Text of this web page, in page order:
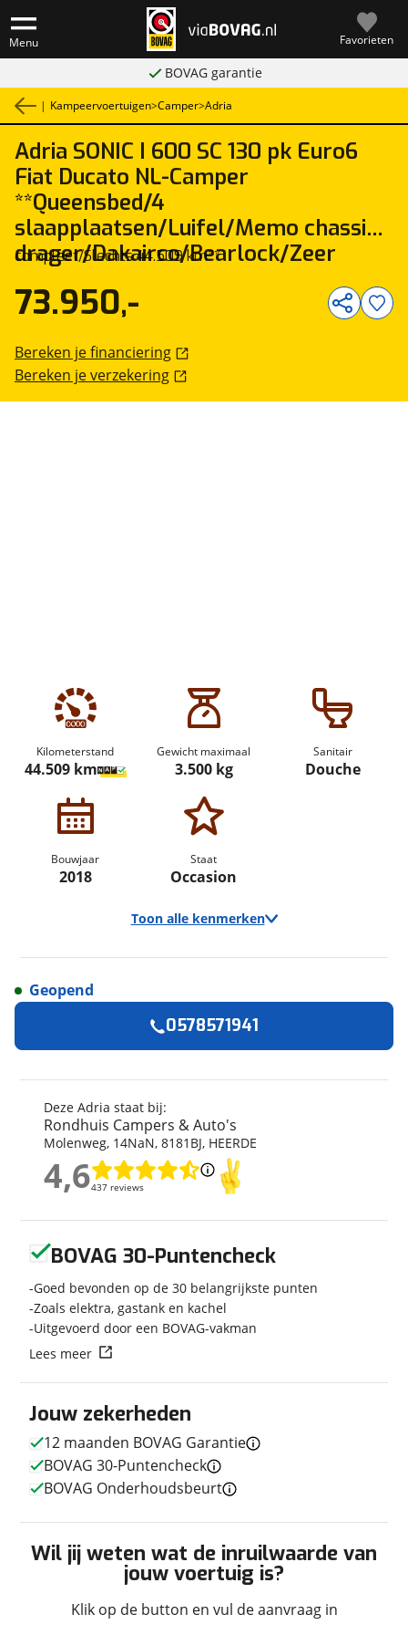
Menu Favorieten
BOVAG garantie
| Kampeervoertuigen>Camper>Adria
Adria SONIC I 600 SC 130 pk Euro6
Fiat Ducato NL-Camper
**Queensbed/4
slaapplaatsen/Luifel/Memo chassis
drager/Dakairco/Bearlock/Zeer
compleet/Slechts 44.509 km**
1/80
Kilometerstand
44.509 km
Gewicht maximaal
3.500 kg
Sanitair
Douche
Bouwjaar
2018
Staat
Occasion
Toon alle kenmerken
Merk
Adria
Automerk camper
Fiat
Model
Euro6 Fiat Ducato NL-
Camper **Queensbed/4
slaapplaatsen/Luifel/Memo
chassis
drager/Dakairco/Bearlock/Z
Euro6 Fiat Ducato NL-
Camper **Queensbed/4
slaapplaatsen/Luifel/Memo
chassis
drager/Dakairco/Bearlock/Z
eer
Kenteken
Kilometerstand
44.509 km
Bouwjaar
Modeljaar
2018
Leeftijd
8 jaar en 5 maanden
Carrosserievorm
Integraal
Techniek
73.950,-
Bereken je financiering
Bereken je verzekering
Deze Adria staat bij:
Rondhuis Campers & Auto's
Molenweg, 14NaN, 8181BJ, HEERDE
4,6437 reviews
4,6
Geopend
0578571941
Jouw zekerheden
12 maanden BOVAG Garantie
BOVAG 30-Puntencheck
BOVAG Onderhoudsbeurt
Wil jij weten wat de inruilwaarde van
jouw voertuig is?
Klik op de button en vul de aanvraag in
BOVAG 30-Puntencheck
Goed bevonden op de 30 belangrijkste punten
Zoals elektra, gastank en kachel
Uitgevoerd door een BOVAG-vakman
Lees meer